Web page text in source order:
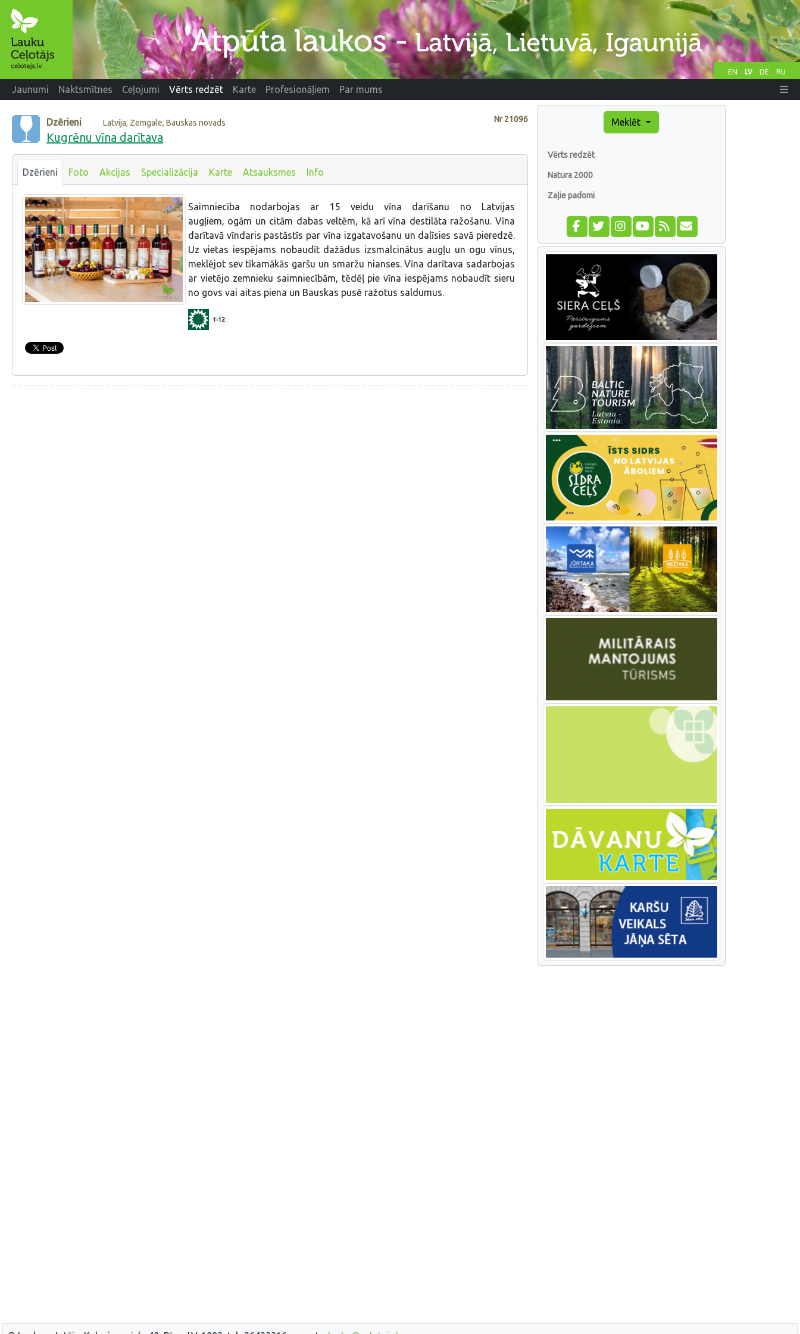
EN LV DE RU
Jaunumi Naktsmītnes Ceļojumi Vērts redzēt Karte Profesionāļiem Par mums
Nr21096
Dzērieni Latvija, Zemgale, Bauskas novads
Kugrēnu vīna darītava
Dzērieni Foto Akcijas Specializācija Karte Atsauksmes Info
Saimniecība nodarbojas ar 15 veidu vīna darīšanu no Latvijas
augļiem, ogām un citām dabas veltēm, kā arī vīna destilāta ražošanu. Vīna
darītavā vīndaris pastāstīs par vīna izgatavošanu un dalīsies savā pieredzē.
Uz vietas iespējams nobaudīt dažādus izsmalcinātus augļu un ogu vīnus,
meklējot sev tīkamākās garšu un smaržu nianses. Vīna darītava sadarbojas
ar vietējo zemnieku saimniecībām, tēdēļ pie vīna iespējams nobaudīt sieru
no govs vai aitas piena un Bauskas pusē ražotus saldumus.
1-12
Meklēt
Vērts redzēt
Natura 2000
Zaļie padomi